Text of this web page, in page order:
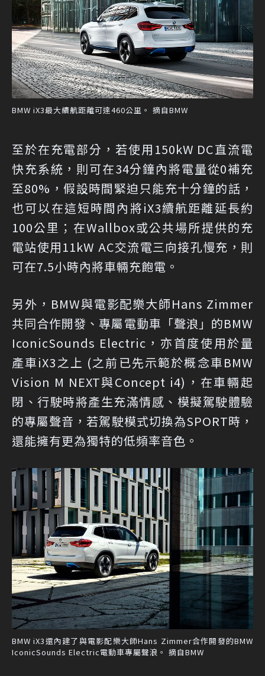
BMW iX3最大續航距離可達460公里。 摘自BMW
至於在充電部分，若使用150kW DC直流電
快充系統，則可在34分鐘內將電量從0補充
至80%，假設時間緊迫只能充十分鐘的話，
也可以在這短時間內將iX3續航距離延長約
100公里；在Wallbox或公共場所提供的充
電站使用11kW AC交流電三向接孔慢充，則
可在7.5小時內將車輛充飽電。
另外，BMW與電影配樂大師Hans Zimmer
共同合作開發、專屬電動車「聲浪」的BMW
IconicSounds Electric，亦首度使用於量
產車iX3之上 (之前已先示範於概念車BMW
Vision M NEXT與Concept i4)，在車輛起
閉、行駛時將產生充滿情感、模擬駕駛體驗
的專屬聲音，若駕駛模式切換為SPORT時，
還能擁有更為獨特的低頻率音色。
BMW iX3還內建了與電影配樂大師Hans Zimmer合作開發的BMW
IconicSounds Electric電動車專屬聲浪。 摘自BMW